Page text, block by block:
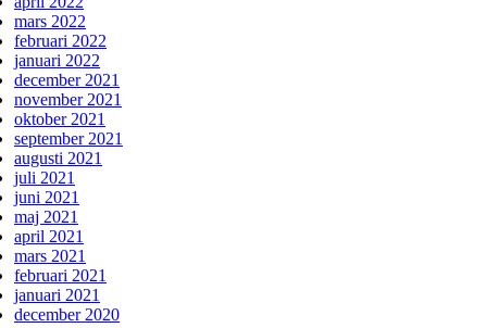
mars 2022
februari 2022
januari 2022
december 2021
november 2021
oktober 2021
september 2021
augusti 2021
juli 2021
juni 2021
maj 2021
april 2021
mars 2021
februari 2021
januari 2021
december 2020